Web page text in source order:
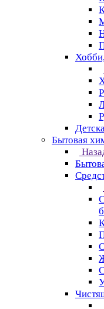
Бытовая